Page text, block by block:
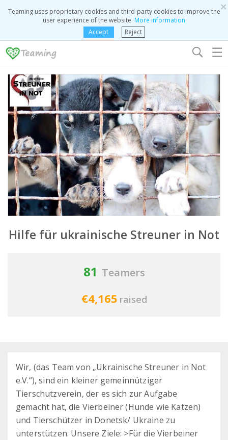
×
Teaming uses proprietary cookies and third-party cookies to improve the
user experience of the website. More information
Accept
Reject
☰
Hilfe für ukrainische Streuner in Not
81 Teamers
€4,165 raised
Wir, (das Team von „Ukrainische Streuner in Not
e.V.“), sind ein kleiner gemeinnütziger
Tierschutzverein, der es sich zur Aufgabe
gemacht hat, die Vierbeiner (Hunde wie Katzen)
und Tierschützer in Donetsk/ Ukraine zu
unterstützen. Unsere Ziele: >Für die Vierbeiner